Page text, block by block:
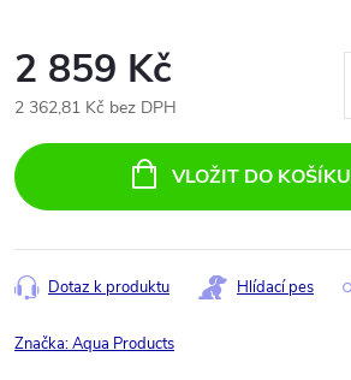
2 859 Kč
2 362,81 Kč bez DPH
cena:
VLOŽIT DO KOŠÍKU
Dotaz k produktu Hlídací pes
Značka:Aqua Products